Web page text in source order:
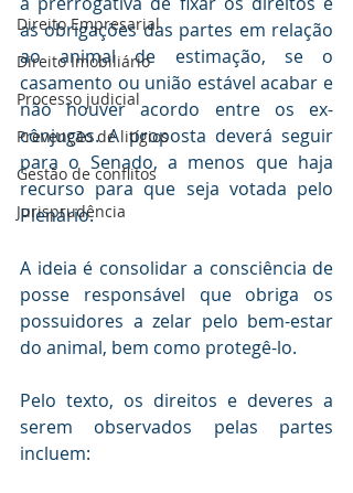
Direito Empresarial
Direito Imobiliário
Processo judicial
Prevenção de litígios
Gestāo de conflitos
Jurisprudência
as obrigações das partes em relação
ao animal de estimação, se o
casamento ou união estável acabar e
não houver acordo entre os ex-
cônjuges. A proposta deverá seguir
para o Senado, a menos que haja
recurso para que seja votada pelo
Plenário.
A ideia é consolidar a consciência de
posse responsável que obriga os
possuidores a zelar pelo bem-estar
do animal, bem como protegê-lo.
Pelo texto, os direitos e deveres a
serem observados pelas partes
incluem: